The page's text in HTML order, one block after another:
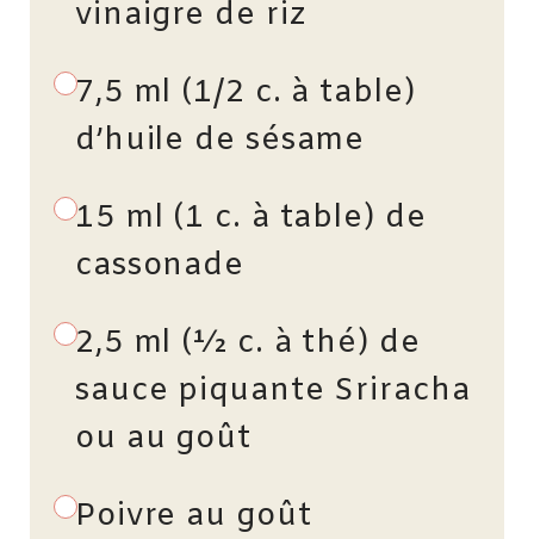
vinaigre de riz
7,5 ml (1/2 c. à table)
d’huile de sésame
15 ml (1 c. à table) de
cassonade
2,5 ml (½ c. à thé) de
sauce piquante Sriracha
ou au goût
Poivre au goût